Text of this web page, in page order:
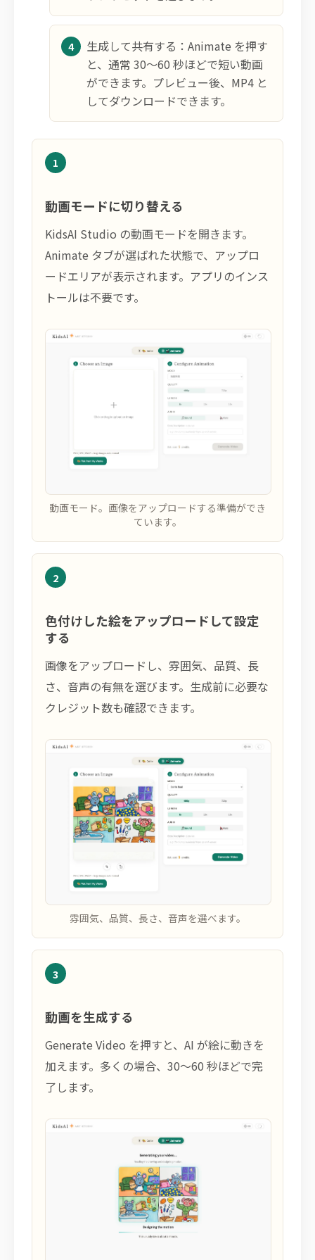
生成して共有する：Animate を押す
と、通常 30〜60 秒ほどで短い動画
ができます。プレビュー後、MP4 と
してダウンロードできます。
1
動画モードに切り替える
KidsAI Studio の動画モードを開きます。
Animate タブが選ばれた状態で、アップロ
ードエリアが表示されます。アプリのインス
トールは不要です。
動画モード。画像をアップロードする準備ができ
ています。
2
色付けした絵をアップロードして設定
する
画像をアップロードし、雰囲気、品質、長
さ、音声の有無を選びます。生成前に必要な
クレジット数も確認できます。
雰囲気、品質、長さ、音声を選べます。
3
動画を生成する
Generate Video を押すと、AI が絵に動きを
加えます。多くの場合、30〜60 秒ほどで完
了します。